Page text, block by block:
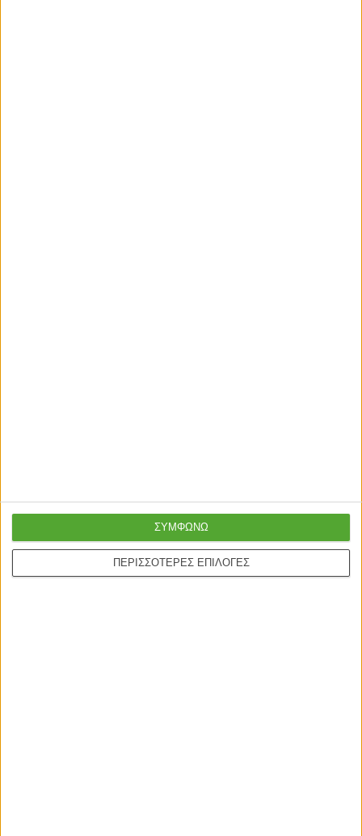
ΠΕΡΙΣΣΟΤΕΡΕΣ ΕΠΙΛΟΓΕΣ
ΣΥΜΦΩΝΩ